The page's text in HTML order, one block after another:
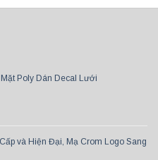
Poly Dán Decal Lưới
và Hiện Đại, Mạ Crom Logo Sang